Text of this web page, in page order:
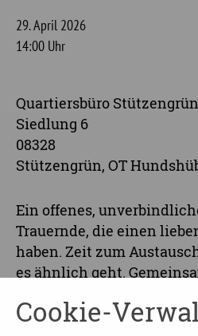
29. April 2026
14:00 Uhr
Quartiersbüro Stützengrün
Siedlung 6
08328
Stützengrün, OT
Ein offenes,
Trauernde, die einen
haben. Zeit zum
es ähnlich geht.
Beginn und Dauer: am
Cookie-